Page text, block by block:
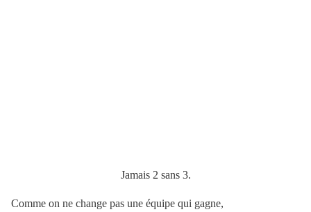
Jamais 2 sans 3.
Comme on ne change pas une équipe qui gagne,